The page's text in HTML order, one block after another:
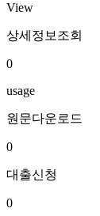
View
상세정보조회
0
usage
원문다운로드
0
대출신청
0